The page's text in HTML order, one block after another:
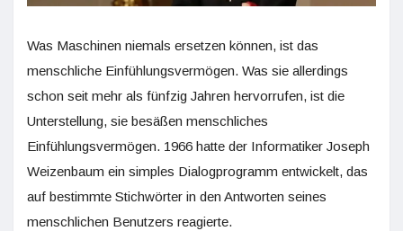
Was Maschinen niemals ersetzen können, ist das
menschliche Einfühlungsvermögen. Was sie allerdings
schon seit mehr als fünfzig Jahren hervorrufen, ist die
Unterstellung, sie besäßen menschliches
Einfühlungsvermögen. 1966 hatte der Informatiker Joseph
Weizenbaum ein simples Dialogprogramm entwickelt, das
auf bestimmte Stichwörter in den Antworten seines
menschlichen Benutzers reagierte.